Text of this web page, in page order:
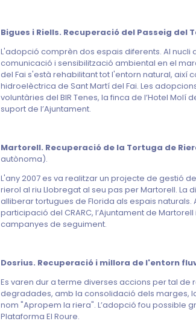
Bigues i Riells. Recuperació del Passeig del
L'adopció comprèn dos espais diferents. Al
comunicació i sensibilització ambiental en el
del Fai s'està rehabilitant tot l'entorn natural, així
hidroelèctrica de Sant Martí del Fai. Les
voluntàries del BIR Tenes, la finca de l’Hotel Molí
suport de l’Ajuntament.
Martorell. Recuperació de la Tortuga de
autònoma).
L'any 2007 es va realitzar un projecte de gestió
rierol al riu Llobregat al seu pas per Martorell.
alliberar tortugues de Florida als espais
participació del CRARC, l’Ajuntament de
campanyes de seguiment.
Dosrius. Recuperació i millora de l'entorn
Es varen dur a terme diverses accions per tal
degradades, amb la consolidació dels marges,
nom "Apropem la riera". L’adopció fou possible
Plataforma El Roure.